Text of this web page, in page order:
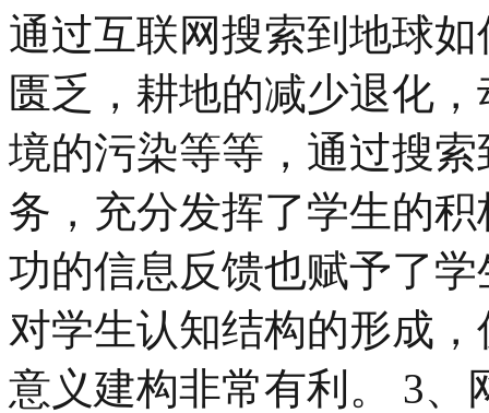
通过互联网搜索到地球
匮乏，耕地的减少退化
境的污染等等，通过搜
务，充分发挥了学生的
功的信息反馈也赋予了
对学生认知结构的形成
意义建构非常有利。 3、